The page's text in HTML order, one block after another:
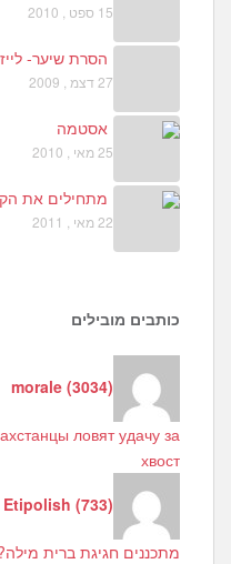
15 ספט , 2010
הסרת שיער-
27 דצמ , 2009
אסטמה
25 מאי , 2010
מתחילים את
22 מאי , 2011
כותבים מובילים
morale (3034)
ловят удачу за
хвост
Etipolish (733)
מתכננים חגיגת ברית